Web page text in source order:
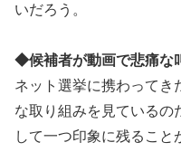
いだろう。
◆候補者が動画で悲痛な
ネット選挙に携わってき
な取り組みを見ているの
して一つ印象に残るこ